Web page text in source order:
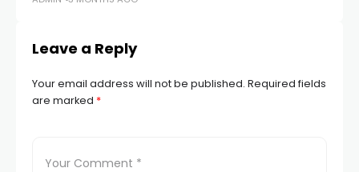
Leave a Reply
Your email address will not be published. Required fields
are marked *